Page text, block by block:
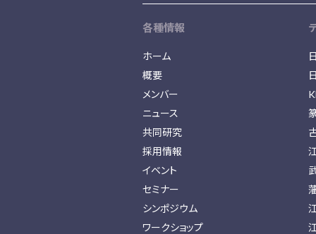
各種情報
ホーム
概要
メンバー
ニュース
共同研究
採用情報
イベント
セミナー
シンポジウム
ワークショップ